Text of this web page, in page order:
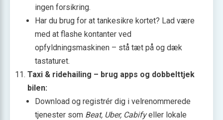
ingen forsikring.
Har du brug for at tankesikre kortet? Lad være
med at flashe kontanter ved
opfyldningsmaskinen – stå tæt på og dæk
tastaturet.
Taxi & ridehailing – brug apps og dobbelttjek
bilen:
Download og registrér dig i velrenommerede
tjenester som Beat, Uber, Cabifyeller lokale